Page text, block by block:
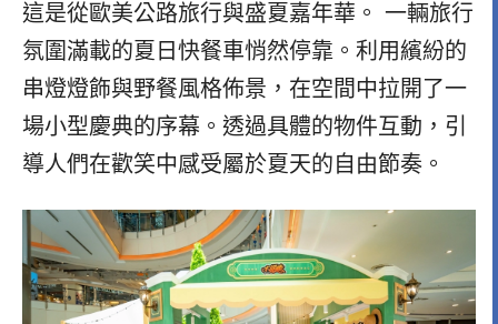
這是從歐美公路旅行與盛夏嘉年華。 一輛旅行
氛圍滿載的夏日快餐車悄然停靠。利用繽紛的
串燈燈飾與野餐風格佈景，在空間中拉開了一
場小型慶典的序幕。透過具體的物件互動，引
導人們在歡笑中感受屬於夏天的自由節奏。